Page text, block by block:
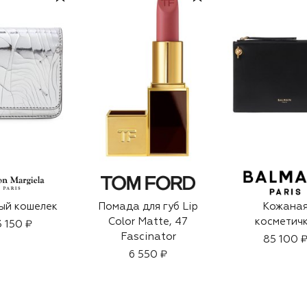
кошелек
150 ₽
Помада для губ Lip
Color Matte, 47
Fascinator
6 550 ₽
85 100 ₽